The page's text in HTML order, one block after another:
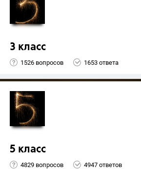
3 класс
1526 вопросов 1653 ответа
5 класс
4829 вопросов 4947 ответов